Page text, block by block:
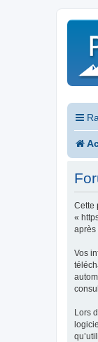
Cette
«
après
Vos
Lors